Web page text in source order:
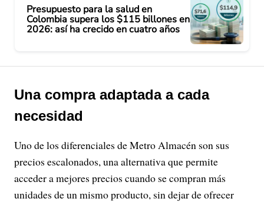
Presupuesto para la salud en
Colombia supera los $115 billones en
2026: así ha crecido en cuatro años
Una compra adaptada a cada
necesidad
Uno de los diferenciales de Metro Almacén son sus
precios escalonados, una alternativa que permite
acceder a mejores precios cuando se compran más
unidades de un mismo producto, sin dejar de ofrecer